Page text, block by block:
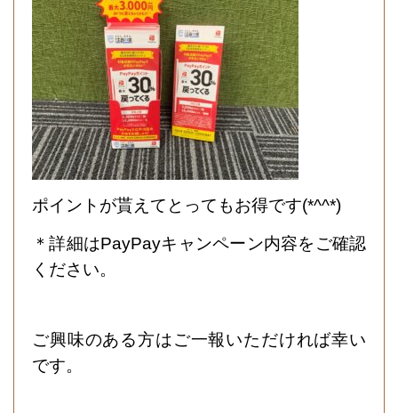
ポイントが貰えてとってもお得です(*^^*)
＊詳細はPayPayキャンペーン内容をご確認
ください。
ご興味のある方はご一報いただければ幸い
です。